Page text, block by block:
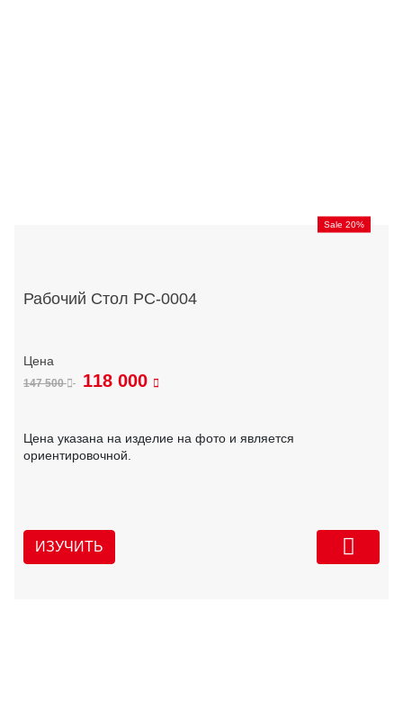
Sale 20%
Рабочий Стол РС-0004
147 500 118 000
Цена указана на изделие на фото и является
ориентировочной.
ИЗУЧИТЬ